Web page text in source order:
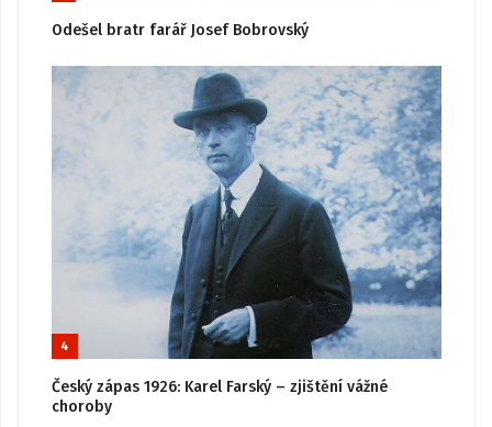
Odešel bratr farář Josef Bobrovský
4
Český zápas 1926: Karel Farský – zjištění vážné
choroby